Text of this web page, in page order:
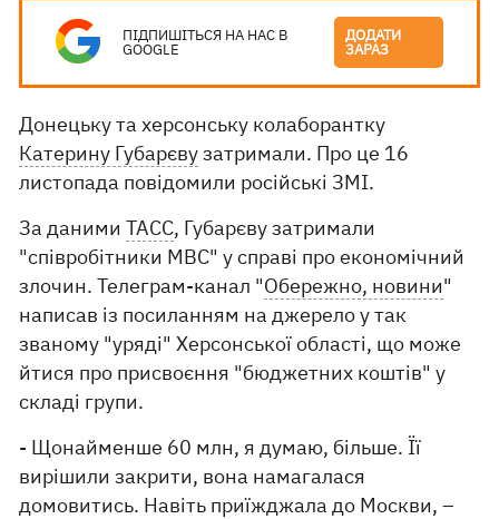
ПІДПИШІТЬСЯ НА НАС В
GOOGLE
ДОДАТИ
ЗАРАЗ
Донецьку та херсонську колаборантку
Катерину Губарєвузатримали. Про це 16
листопада повідомили російські ЗМІ.
За данимиТАСС, Губарєву затримали
"співробітники МВС" у справі про економічний
злочин. Телеграм-канал "Обережно, новини"
написав із посиланням на джерело у так
званому "уряді" Херсонської області, що може
йтися про присвоєння "бюджетних коштів" у
складі групи.
- Щонайменше 60 млн, я думаю, більше. Її
вирішили закрити, вона намагалася
домовитись. Навіть приїжджала до Москви, –